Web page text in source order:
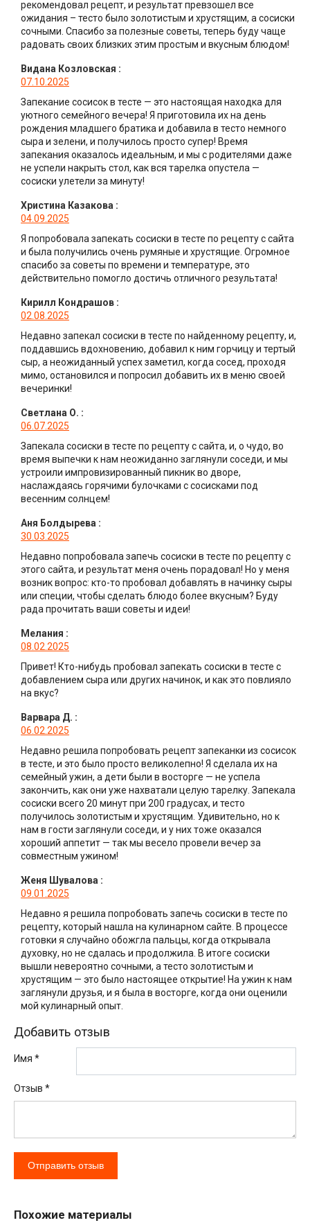
рекомендовал рецепт, и результат превзошел все
ожидания – тесто было золотистым и хрустящим, а сосиски
сочными. Спасибо за полезные советы, теперь буду чаще
радовать своих близких этим простым и вкусным блюдом!
Видана Козловская :
07.10.2025
Запекание сосисок в тесте — это настоящая находка для
уютного семейного вечера! Я приготовила их на день
рождения младшего братика и добавила в тесто немного
сыра и зелени, и получилось просто супер! Время
запекания оказалось идеальным, и мы с родителями даже
не успели накрыть стол, как вся тарелка опустела —
сосиски улетели за минуту!
Христина Казакова :
04.09.2025
Я попробовала запекать сосиски в тесте по рецепту с сайта
и была получились очень румяные и хрустящие. Огромное
спасибо за советы по времени и температуре, это
действительно помогло достичь отличного результата!
Кирилл Кондрашов :
02.08.2025
Недавно запекал сосиски в тесте по найденному рецепту, и,
поддавшись вдохновению, добавил к ним горчицу и тертый
сыр, а неожиданный успех заметил, когда сосед, проходя
мимо, остановился и попросил добавить их в меню своей
вечеринки!
Светлана О. :
06.07.2025
Запекала сосиски в тесте по рецепту с сайта, и, о чудо, во
время выпечки к нам неожиданно заглянули соседи, и мы
устроили импровизированный пикник во дворе,
наслаждаясь горячими булочками с сосисками под
весенним солнцем!
Аня Болдырева :
30.03.2025
Недавно попробовала запечь сосиски в тесте по рецепту с
этого сайта, и результат меня очень порадовал! Но у меня
возник вопрос: кто-то пробовал добавлять в начинку сыры
или специи, чтобы сделать блюдо более вкусным? Буду
рада прочитать ваши советы и идеи!
Мелания :
08.02.2025
Привет! Кто-нибудь пробовал запекать сосиски в тесте с
добавлением сыра или других начинок, и как это повлияло
на вкус?
Варвара Д. :
06.02.2025
Недавно решила попробовать рецепт запеканки из сосисок
в тесте, и это было просто великолепно! Я сделала их на
семейный ужин, а дети были в восторге — не успела
закончить, как они уже нахватали целую тарелку. Запекала
сосиски всего 20 минут при 200 градусах, и тесто
получилось золотистым и хрустящим. Удивительно, но к
нам в гости заглянули соседи, и у них тоже оказался
хороший аппетит — так мы весело провели вечер за
совместным ужином!
Женя Шувалова :
09.01.2025
Недавно я решила попробовать запечь сосиски в тесте по
рецепту, который нашла на кулинарном сайте. В процессе
готовки я случайно обожгла пальцы, когда открывала
духовку, но не сдалась и продолжила. В итоге сосиски
вышли невероятно сочными, а тесто золотистым и
хрустящим — это было настоящее открытие! На ужин к нам
заглянули друзья, и я была в восторге, когда они оценили
мой кулинарный опыт.
Добавить отзыв
Имя *
Отзыв *
Похожие материалы